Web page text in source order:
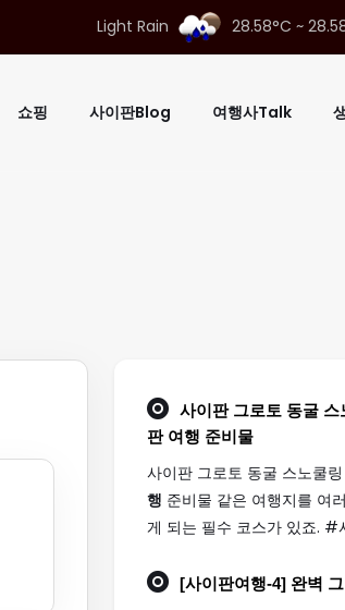
Light Rain 28.58°C ~
쇼핑 사이판Blog 여행사Talk
사이판 그로토 동굴 스
판 여행 준비물
사이판 그로토 동굴 스노쿨
행 준비물 같은 여행지를 여
게 되는 필수 코스가 있죠. #
[사이판여행-4] 완벽